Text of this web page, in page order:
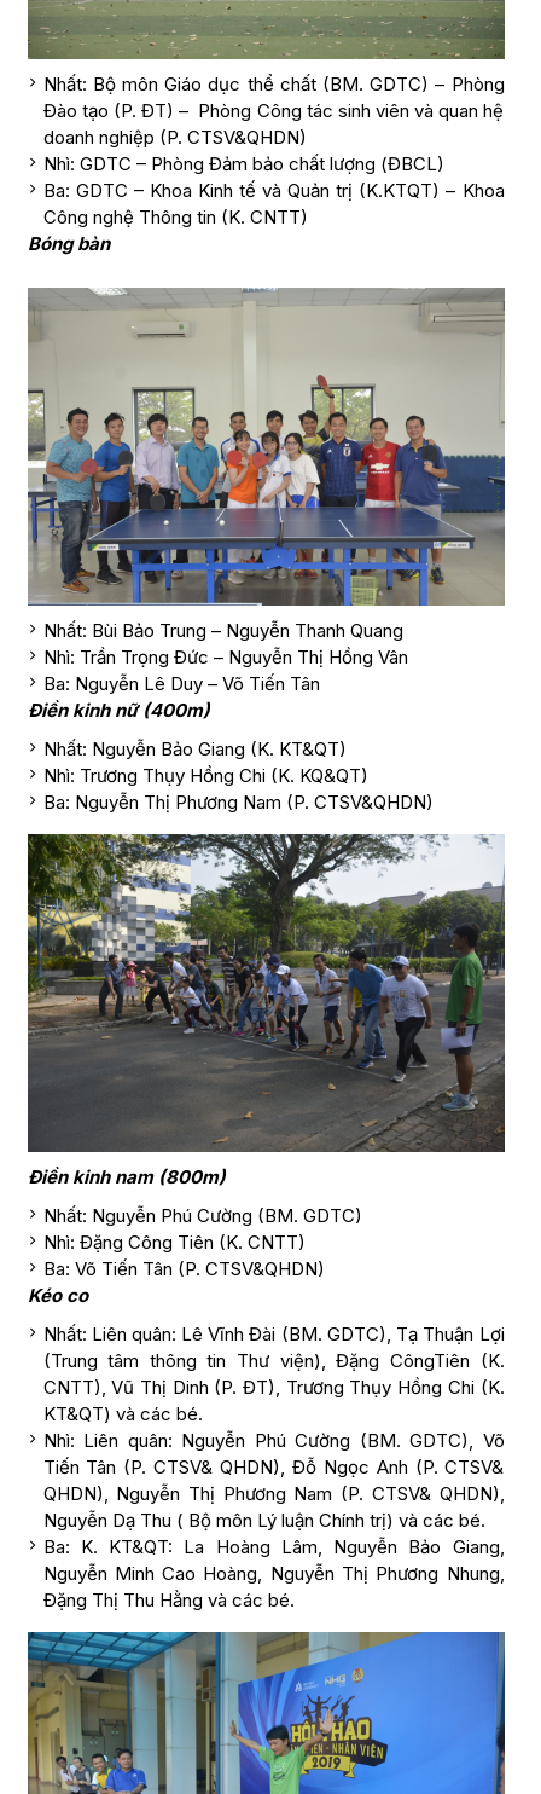
Nhất: Bộ môn Giáo dục thể chất (BM. GDTC) – Phòng
Đào tạo (P. ĐT) – Phòng Công tác sinh viên và quan hệ
doanh nghiệp (P. CTSV&QHDN)
Nhì: GDTC – Phòng Đảm bảo chất lượng (ĐBCL)
Ba: GDTC – Khoa Kinh tế và Quản trị (K.KTQT) – Khoa
Công nghệ Thông tin (K. CNTT)
Bóng bàn
Nhất: Bùi Bảo Trung – Nguyễn Thanh Quang
Nhì: Trần Trọng Đức – Nguyễn Thị Hồng Vân
Ba: Nguyễn Lê Duy – Võ Tiến Tân
Điền kinh nữ (400m)
Nhất: Nguyễn Bảo Giang (K. KT&QT)
Nhì: Trương Thụy Hồng Chi (K. KQ&QT)
Ba: Nguyễn Thị Phương Nam (P. CTSV&QHDN)
Điền kinh nam (800m)
Nhất: Nguyễn Phú Cường (BM. GDTC)
Nhì: Đặng Công Tiên (K. CNTT)
Ba: Võ Tiến Tân (P. CTSV&QHDN)
Kéo co
Nhất: Liên quân: Lê Vĩnh Đài (BM. GDTC), Tạ Thuận Lợi
(Trung tâm thông tin Thư viện), Đặng CôngTiên (K.
CNTT), Vũ Thị Dinh (P. ĐT), Trương Thụy Hồng Chi (K.
KT&QT) và các bé.
Nhì: Liên quân: Nguyễn Phú Cường (BM. GDTC), Võ
Tiến Tân (P. CTSV& QHDN), Đỗ Ngọc Anh (P. CTSV&
QHDN), Nguyễn Thị Phương Nam (P. CTSV& QHDN),
Nguyễn Dạ Thu ( Bộ môn Lý luận Chính trị) và các bé.
Ba: K. KT&QT: La Hoàng Lâm, Nguyễn Bảo Giang,
Nguyễn Minh Cao Hoàng, Nguyễn Thị Phương Nhung,
Đặng Thị Thu Hằng và các bé.